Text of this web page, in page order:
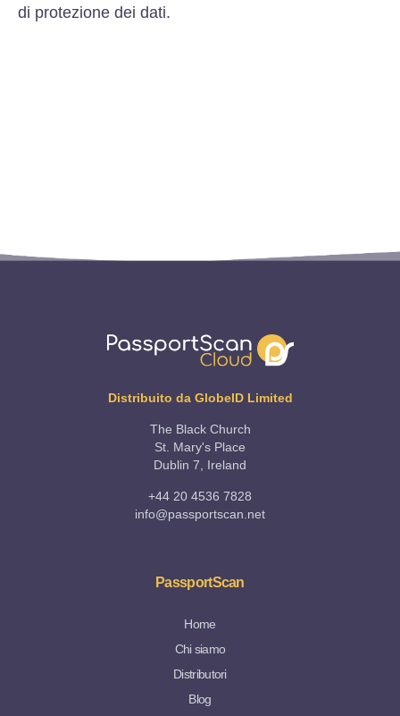
di protezione dei dati.
Distribuito da GlobeID Limited
The Black Church
St. Mary's Place
Dublin 7, Ireland
+44 20 4536 7828
info@passportscan.net
PassportScan
Home
Chi siamo
Distributori
Blog